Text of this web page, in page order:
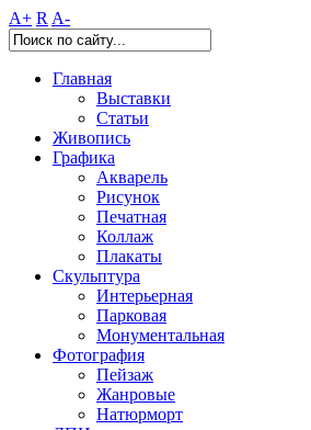
A+ R A-
Главная
Выставки
Статьи
Живопись
Графика
Акварель
Рисунок
Печатная
Коллаж
Плакаты
Скульптура
Интерьерная
Парковая
Монументальная
Фотография
Пейзаж
Жанровые
Натюрморт